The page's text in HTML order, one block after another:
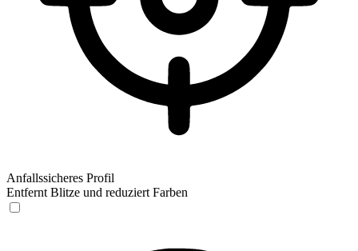
Anfallssicheres Profil
Entfernt Blitze und reduziert Farben